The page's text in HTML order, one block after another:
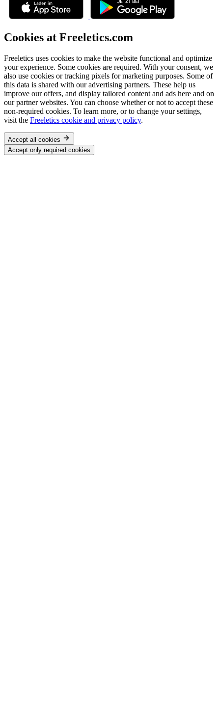
Cookies at Freeletics.com
Freeletics uses cookies to make the website functional and optimize
your experience. Some cookies are required. With your consent, we
also use cookies or tracking pixels for marketing purposes. Some of
this data is shared with our advertising partners. These help us
improve our offers, and display tailored content and ads here and on
our partner websites. You can choose whether or not to accept these
non-required cookies. To learn more, or to change your settings,
visit the Freeletics cookie and privacy policy.
Accept all cookies
Accept only required cookies